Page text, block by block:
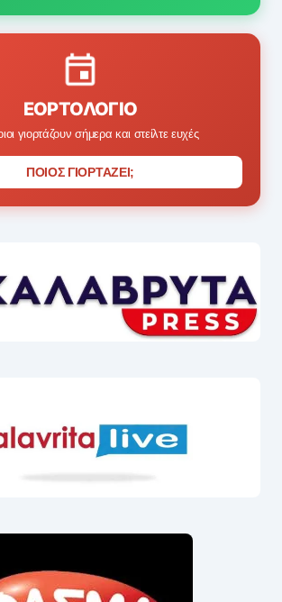
ΕΟΡΤΟΛΌΓΙΟ
γιορτάζουν σήμερα και στείλτε ευχές
ΠΟΙΟΣ ΓΙΟΡΤΑΖΕΙ;